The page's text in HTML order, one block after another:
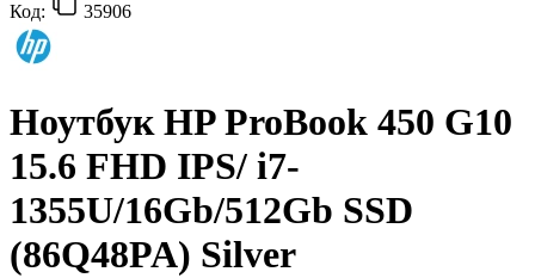
Код: 35906
Ноутбук HP ProBook 450 G10
15.6 FHD IPS/ i7-
1355U/16Gb/512Gb SSD
(86Q48PA) Silver